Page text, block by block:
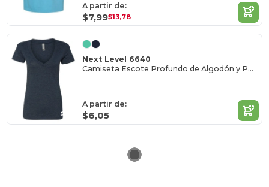
A partir de:
$7,99$13,78
Next Level 6640
Camiseta Escote Profundo de Algodón y Poliéster
A partir de:
$6,05